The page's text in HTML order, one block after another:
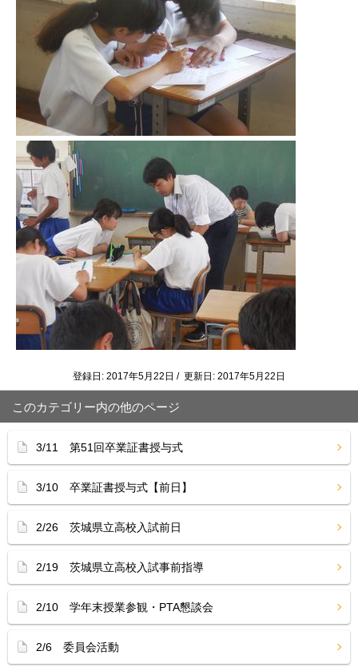
登録日: 2017年5月22日 / 更新日: 2017年5月22日
このカテゴリー内の他のページ
3/11 第51回卒業証書授与式
3/10 卒業証書授与式【前日】
2/26 茨城県立高校入試前日
2/19 茨城県立高校入試事前指導
2/10 学年末授業参観・PTA懇談会
2/6 委員会活動